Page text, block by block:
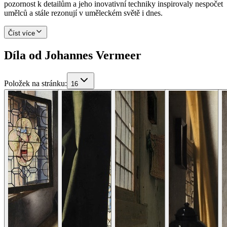
pozornost k detailům a jeho inovativní techniky inspirovaly nespočet
umělců a stále rezonují v uměleckém světě i dnes.
Číst více
Díla od Johannes Vermeer
Položek na stránku: 16